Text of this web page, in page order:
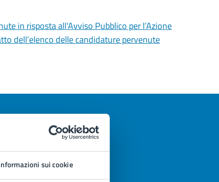
sui cookie
in risposta all'Avviso Pubblico per l’Azione
dell’elenco delle candidature pervenute